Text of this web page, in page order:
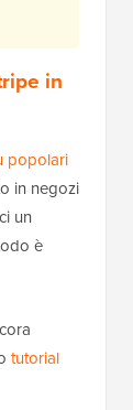
in
popolari
in negozi
un
è
tutorial